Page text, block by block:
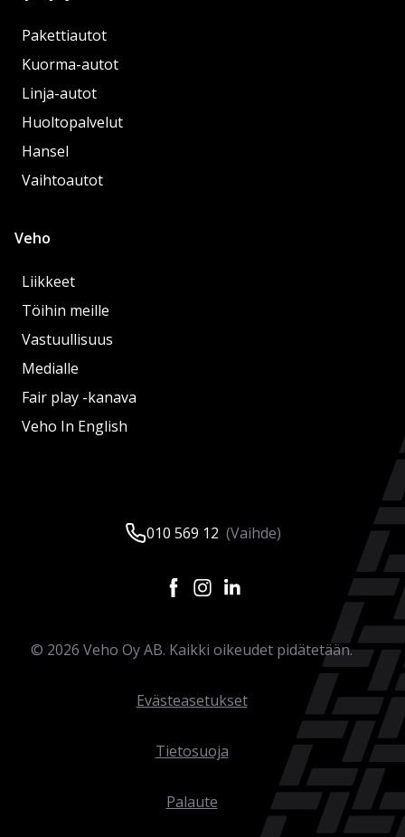
Pakettiautot
Kuorma-autot
Linja-autot
Huoltopalvelut
Hansel
Vaihtoautot
Veho
Liikkeet
Töihin meille
Vastuullisuus
Medialle
Fair play -kanava
Veho In English
010 569 12 (Vaihde)
© 2026 Veho Oy AB. Kaikki oikeudet pidätetään.
Evästeasetukset
Tietosuoja
Palaute